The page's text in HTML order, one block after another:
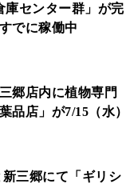
庫センター群」が完
でに稼働中
郷店内に植物専門
品店」が7/15（水）
三郷にて「ギリシ